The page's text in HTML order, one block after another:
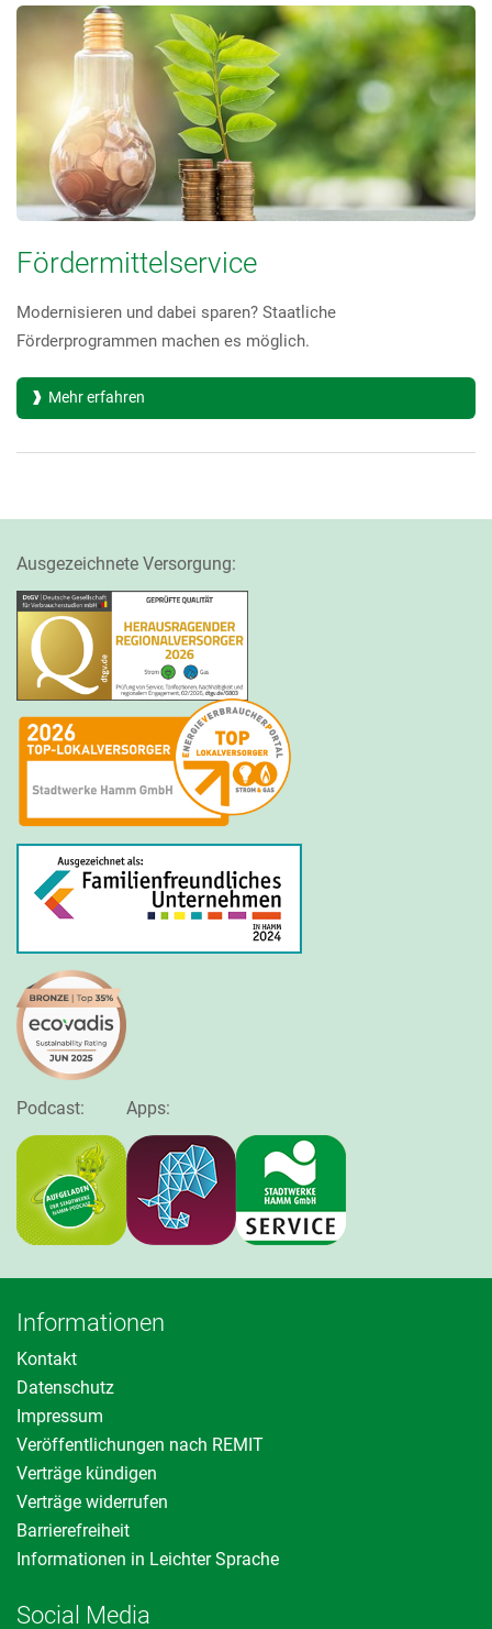
Fördermittelservice
Modernisieren und dabei sparen? Staatliche
Förderprogrammen machen es möglich.
Mehr erfahren
Ausgezeichnete Versorgung:
Podcast: Apps:
Informationen
Kontakt
Datenschutz
Impressum
Veröffentlichungen nach REMIT
Verträge kündigen
Verträge widerrufen
Barrierefreiheit
Informationen in Leichter Sprache
Social Media